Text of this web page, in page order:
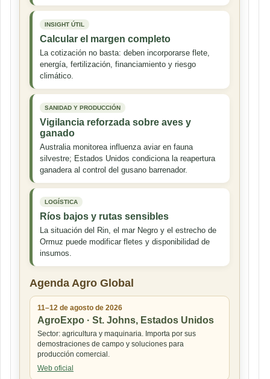
INSIGHT ÚTIL
Calcular el margen completo
La cotización no basta: deben incorporarse flete,
energía, fertilización, financiamiento y riesgo
climático.
SANIDAD Y PRODUCCIÓN
Vigilancia reforzada sobre aves y
ganado
Australia monitorea influenza aviar en fauna
silvestre; Estados Unidos condiciona la reapertura
ganadera al control del gusano barrenador.
LOGÍSTICA
Ríos bajos y rutas sensibles
La situación del Rin, el mar Negro y el estrecho de
Ormuz puede modificar fletes y disponibilidad de
insumos.
Agenda Agro Global
11–12 de agosto de 2026
AgroExpo · St. Johns, Estados Unidos
Sector: agricultura y maquinaria. Importa por sus
demostraciones de campo y soluciones para
producción comercial.
Web oficial